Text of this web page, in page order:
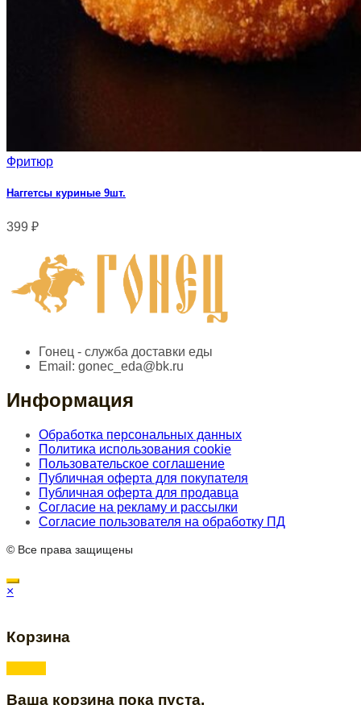
Фритюр
Наггетсы куриные 9шт.
399 ₽
Гонец - служба доставки еды
Email: gonec_eda@bk.ru
Информация
Обработка персональных данных
Политика использования cookie
Пользовательское соглашение
Публичная оферта для покупателя
Публичная оферта для продавца
Согласие на рекламу и рассылки
Согласие пользователя на обработку ПД
© Все права защищены
×
Корзина
Ваша корзина пока пуста.